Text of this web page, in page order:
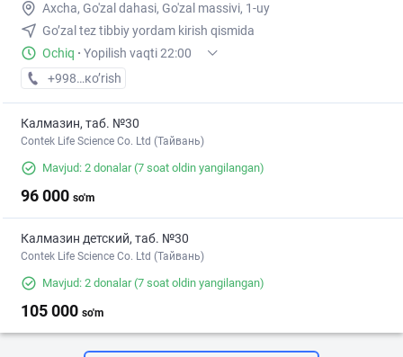
Axcha, Go'zal dahasi, Go'zal massivi, 1-uy
Go’zal tez tibbiy yordam kirish qismida
Ochiq · Yopilish vaqti 22:00
+998 (93) XXX-XX-XX
кo’rish
Калмазин, таб. №30
Contek Life Science Co. Ltd (Тайвань)
Mavjud: 2 donalar(7 soat oldin yangilangan)
96 000 so'm
Калмазин детский, таб. №30
Contek Life Science Co. Ltd (Тайвань)
Mavjud: 2 donalar(7 soat oldin yangilangan)
105 000 so'm